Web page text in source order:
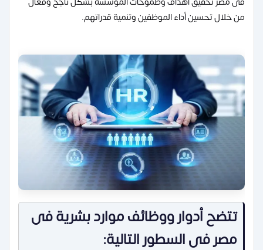
من خلال تحسين أداء الموظفين وتنمية قدراتهم.
تتضح أدوار ووظائف موارد بشرية فى
مصر فى السطور التالية: